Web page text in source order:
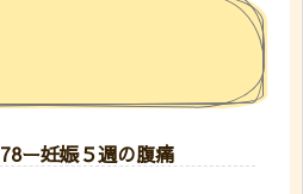
ー妊娠５週の腹痛